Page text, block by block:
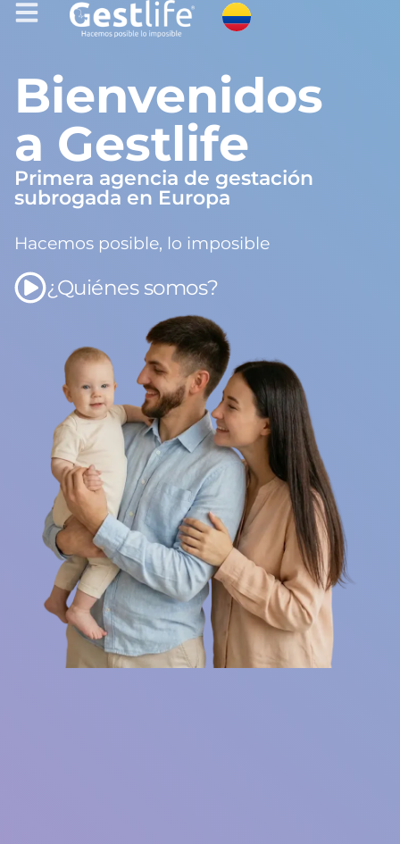
Bienvenidos
a Gestlife
Primera agencia de gestación
subrogada en Europa
Hacemos posible, lo imposible
¿Quiénes somos?